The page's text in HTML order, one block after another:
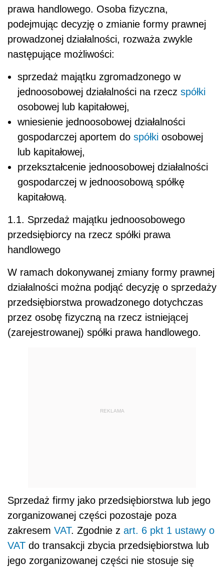
prawa handlowego. Osoba fizyczna,
podejmując decyzję o zmianie formy prawnej
prowadzonej działalności, rozważa zwykle
następujące możliwości:
sprzedaż majątku zgromadzonego w
jednoosobowej działalności na rzecz spółki
osobowej lub kapitałowej,
wniesienie jednoosobowej działalności
gospodarczej aportem do spółki osobowej
lub kapitałowej,
przekształcenie jednoosobowej działalności
gospodarczej w jednoosobową spółkę
kapitałową.
1.1. Sprzedaż majątku jednoosobowego
przedsiębiorcy na rzecz spółki prawa
handlowego
W ramach dokonywanej zmiany formy prawnej
działalności można podjąć decyzję o sprzedaży
przedsiębiorstwa prowadzonego dotychczas
przez osobę fizyczną na rzecz istniejącej
(zarejestrowanej) spółki prawa handlowego.
REKLAMA
Sprzedaż firmy jako przedsiębiorstwa lub jego
zorganizowanej części pozostaje poza
zakresem VAT. Zgodnie z art. 6 pkt 1 ustawy o
VAT do transakcji zbycia przedsiębiorstwa lub
jego zorganizowanej części nie stosuje się